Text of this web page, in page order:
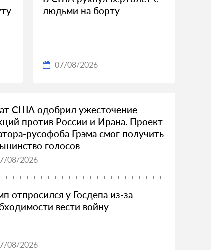
людьми на борту
07/08/2026
США одобрил ужесточение
против России и Ирана. Проект
русофоба Грэма смог получить
голосов
08/2026
отпросился у Госдепа из-за
вести войну
08/2026